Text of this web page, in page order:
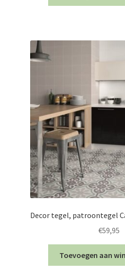
Decor tegel, patroontegel
€59,95
Toevoegen aan